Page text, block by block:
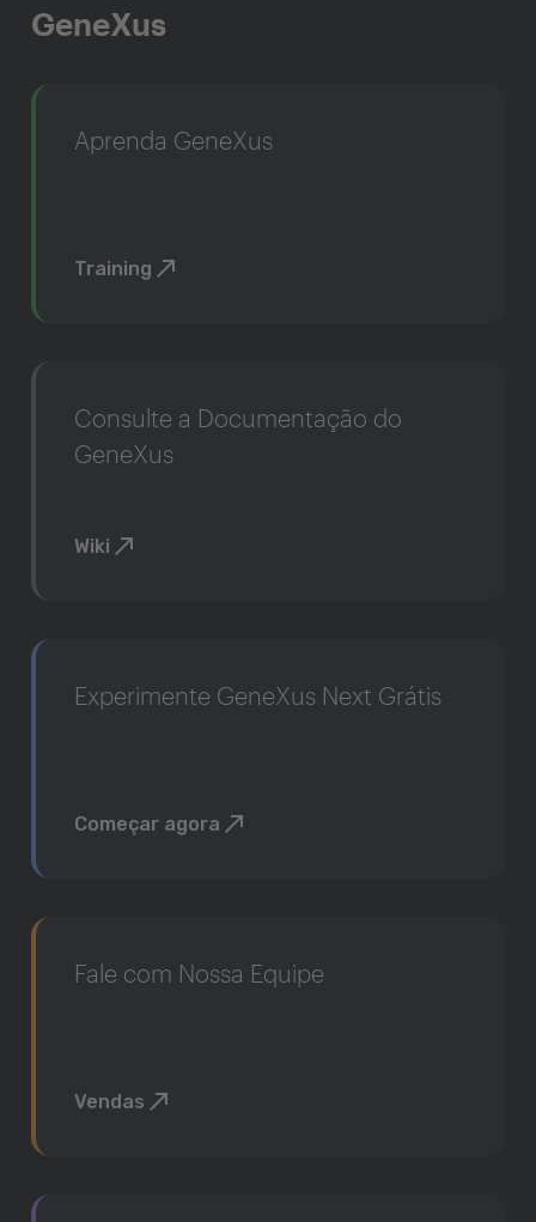
GeneXus
Aprenda GeneXus
Training
Consulte a Documentação do
GeneXus
Wiki
Experimente GeneXus Next Grátis
Começar agora
Fale com Nossa Equipe
Vendas